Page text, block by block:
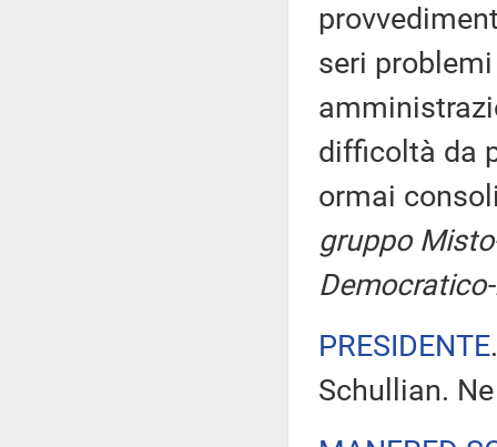
seri
difficoltà da
ormai
gruppo
PRESIDENTE
Schullian.